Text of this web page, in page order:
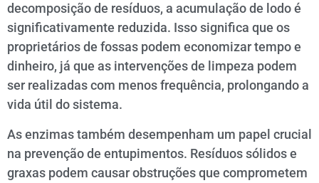
decomposição de resíduos, a acumulação de lodo é
significativamente reduzida. Isso significa que os
proprietários de fossas podem economizar tempo e
dinheiro, já que as intervenções de limpeza podem
ser realizadas com menos frequência, prolongando a
vida útil do sistema.
As enzimas também desempenham um papel crucial
na prevenção de entupimentos. Resíduos sólidos e
graxas podem causar obstruções que comprometem